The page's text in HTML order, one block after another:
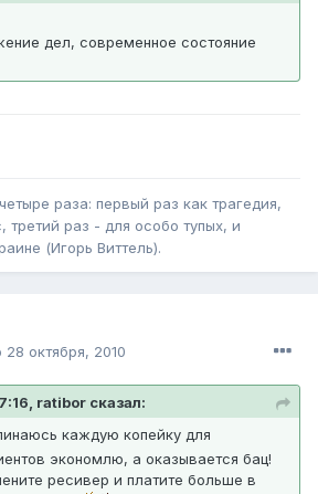
дел, современное состояние
раза: первый раз как трагедия,
третий раз - для особо тупых, и
(Игорь Виттель).
28 октября, 2010
ratibor сказал:
каждую копейку для
экономлю, а оказывается бац!
ресивер и платите больше в